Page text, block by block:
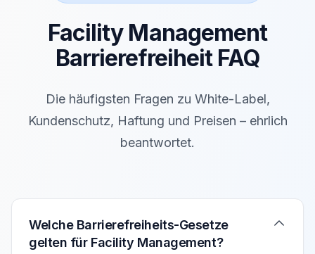
Facility Management
Barrierefreiheit FAQ
Die häufigsten Fragen zu White-Label,
Kundenschutz, Haftung und Preisen – ehrlich
beantwortet.
Verwenden Sie die Pfeiltasten Auf/Ab um zwischen
Welche Barrierefreiheits-Gesetze
gelten für Facility Management?